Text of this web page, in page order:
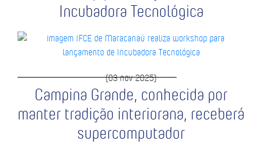
Incubadora Tecnológica
(03 nov 2025)
Campina Grande, conhecida por
manter tradição interiorana, receberá
supercomputador